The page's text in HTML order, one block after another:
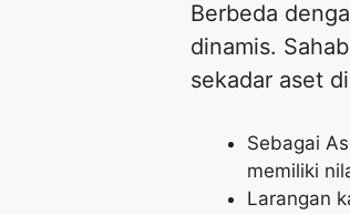
Berbeda
dinamis.
sekadar aset
Sebagai
memiliki
Larangan